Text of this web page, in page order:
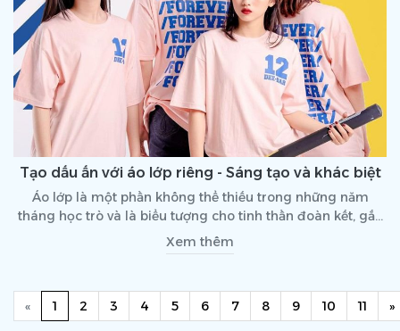
Tạo dấu ấn với áo lớp riêng - Sáng tạo và khác biệt
Áo lớp là một phần không thể thiếu trong những năm
tháng học trò và là biểu tượng cho tinh thần đoàn kết, gắn
bó giữa các thành viên trong lớp. Bài viết sau đây sẽ gợi ý
cho bạn một số mẫu áo lớp đẹp, ấn tượng nhất hiện nay.
Xem thêm
«Previous
1 (current)
2 3 4 5 6 7 8 9 10 11 »